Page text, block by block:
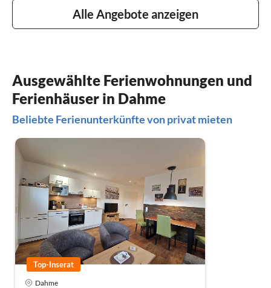
Alle Angebote anzeigen
Ausgewählte Ferienwohnungen und
Ferienhäuser in Dahme
Beliebte Ferienunterkünfte von privat mieten
Dahme
Top-Inserat